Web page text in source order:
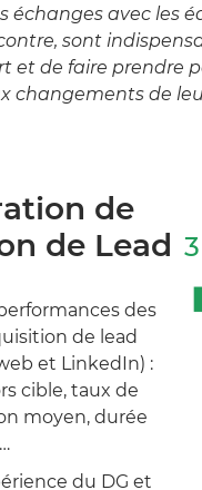
échanges avec les
sont
et de faire prendre
changements de
de
de Lead 3
des
de lead
et LinkedIn) :
cible, taux de
moyen, durée
du DG et